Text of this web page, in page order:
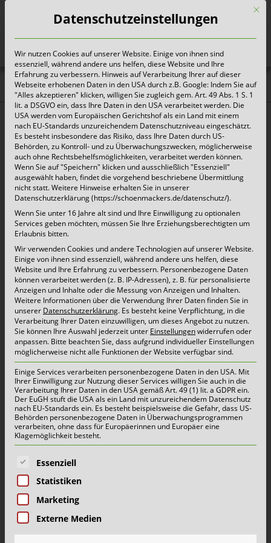
Heute für morgen sorgen
Aktuelles |
Pressemitteilungen
Wiederaufnahme des Betriebes ab dem
19.05.2025 des Schönmackers Wertstoffhofes
in Kempen!
16. Mai 2025 |Aktuelles
Kempen, 16.05. 2025 – Nach dem Brandvorfall
am Dienstagabend des 13.05.2025 auf dem
Betriebsgelände der Schönmackers
Umweltdienste in Kempen freuen wir uns,
mitteilen zu können, dass der Betrieb des
Wertstoffhofes in Kempen, Am Selder 9, ab dem
19.05.2025 wieder aufgenommen werden kann.
Dank des schnellen und professionellen Einsatzes
aller Beteiligten, von Feuerwehr und
Einsatzkräften über […]
Löscharbeiten beendet – Luftmesswerte
unauffällig – Wertstoffhof bleibt
vorübergehend geschlossen
Mit
Datenschutzeinstellungen
Wir nutzen Cookies auf unserer Website. Einige von ihnen sind
essenziell, während andere uns helfen, diese Website und Ihre
Erfahrung zu verbessern. Hinweis auf Verarbeitung Ihrer auf dieser
Webseite erhobenen Daten in den USA durch z.B. Google: Indem Sie auf
"Alles akzeptieren" klicken, willigen Sie zugleich gem. Art. 49 Abs. 1 S. 1
lit. a DSGVO ein, dass Ihre Daten in den USA verarbeitet werden. Die
USA werden vom Europäischen Gerichtshof als ein Land mit einem
nach EU-Standards unzureichendem Datenschutzniveau eingeschätzt.
Es besteht insbesondere das Risiko, dass Ihre Daten durch US-
Behörden, zu Kontroll- und zu Überwachungszwecken, möglicherweise
auch ohne Rechtsbehelfsmöglichkeiten, verarbeitet werden können.
Wenn Sie auf "Speichern" klicken und ausschließlich "Essenziell"
ausgewählt haben, findet die vorgehend beschriebene Übermittlung
nicht statt. Weitere Hinweise erhalten Sie in unserer
Datenschutzerklärung (https://schoenmackers.de/datenschutz/).
Wenn Sie unter 16 Jahre alt sind und Ihre Einwilligung zu optionalen
Services geben möchten, müssen Sie Ihre Erziehungsberechtigten um
Erlaubnis bitten.
Wir verwenden Cookies und andere Technologien auf unserer Website.
Einige von ihnen sind essenziell, während andere uns helfen, diese
Website und Ihre Erfahrung zu verbessern. Personenbezogene Daten
können verarbeitet werden (z. B. IP-Adressen), z. B. für personalisierte
Anzeigen und Inhalte oder die Messung von Anzeigen und Inhalten.
Weitere Informationen über die Verwendung Ihrer Daten finden Sie in
unserer Datenschutzerklärung. Es besteht keine Verpflichtung, in die
Verarbeitung Ihrer Daten einzuwilligen, um dieses Angebot zu nutzen.
Sie können Ihre Auswahl jederzeit unter Einstellungenwiderrufen oder
anpassen. Bitte beachten Sie, dass aufgrund individueller Einstellungen
möglicherweise nicht alle Funktionen der Website verfügbar sind.
Einige Services verarbeiten personenbezogene Daten in den USA. Mit
Ihrer Einwilligung zur Nutzung dieser Services willigen Sie auch in die
Verarbeitung Ihrer Daten in den USA gemäß Art. 49 (1) lit. a GDPR ein.
Der EuGH stuft die USA als ein Land mit unzureichendem Datenschutz
nach EU-Standards ein. Es besteht beispielsweise die Gefahr, dass US-
Behörden personenbezogene Daten in Überwachungsprogrammen
verarbeiten, ohne dass für Europäerinnen und Europäer eine
Klagemöglichkeit besteht.
Es folgt eine Liste der Service-Gruppen, für die eine
Essenziell
Statistiken
Marketing
Externe Medien